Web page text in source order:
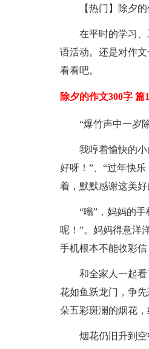
【热门】除夕
在平时的学习
语活动。还是对作
看看吧。
除夕的作文300字 篇1
“爆竹声中一岁
我哼着愉快的
好呀！”、“过年快
着，默默感谢这美好
“嗡”，妈妈的
呢！”。妈妈得意洋
手机根本不能收彩信
和全家人一起
花如鱼跃龙门，争
朵五彩斑澜的烟花
烟花仍旧升到